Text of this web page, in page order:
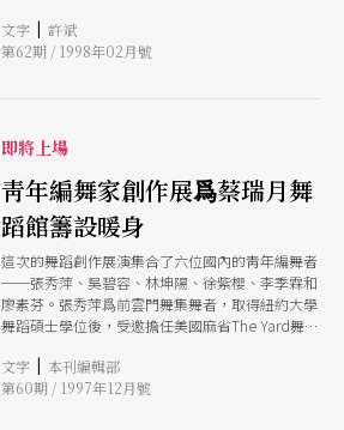
文字 | 許斌
第62期 / 1998年02月號
即將上場
靑年編舞家創作展爲蔡瑞月舞
蹈館籌設暖身
這次的舞蹈創作展演集合了六位國內的靑年編舞者
──張秀萍、吳碧容、林坤陽、徐紫櫻、李季霖和
廖素芬。張秀萍爲前雲門舞集舞者，取得紐約大學
舞蹈碩士學位後，受邀擔任美國麻省The Yard舞團
團、The Yard、 Bates舞蹈節等；吳碧容曾參與雲
門舞集、蕭靜文舞蹈劇場、太古踏舞團、當代傳奇
文字 | 本刊編輯部
第60期 / 1997年12月號